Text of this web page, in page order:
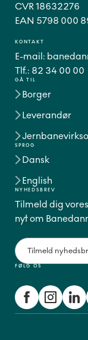
GÅ TIL
Borger
Leverandør
SPROG
Dansk
English
FØLG OS
CVR 18632276
EAN 5798 000
KONTAKT
E-mail:
Tlf.: 82 34 00 00
NYHEDSBREV
Tilmeld dig
nyt om
Tilmeld